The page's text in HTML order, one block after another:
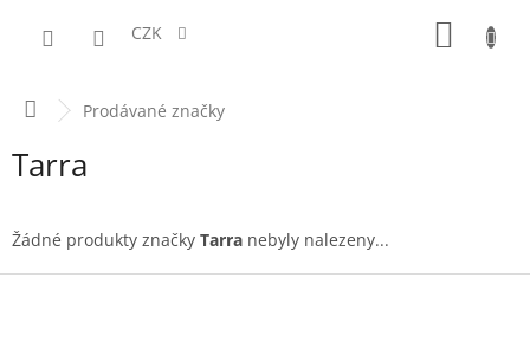
CZK
DomůProdávané značky
Tarra
Žádné produkty značky Tarra nebyly nalezeny...
Z